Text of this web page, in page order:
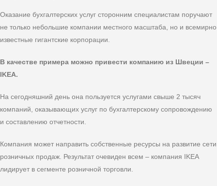
Оказание бухгалтерских услуг сторонним специалистам поручают
не только небольшие компании местного масштаба, но и всемирно
известные гигантские корпорации.
В качестве примера можно привести компанию из Швеции –
IKEA.
На сегодняшний день она пользуется услугами свыше 2 тысяч
компаний, оказывающих услуг по бухгалтерскому сопровождению
и составлению отчетности.
Компания может направить собственные ресурсы на развитие сети
розничных продаж. Результат очевиден всем – компания IKEA
лидирует в сегменте розничной торговли.